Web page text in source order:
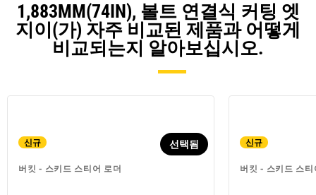
1,883MM(74IN), 볼트 연결식 커팅 엣
지이(가) 자주 비교된 제품과 어떻게
비교되는지 알아보십시오.
신규
버킷 - 스키드 스티어 로더
선택됨 신규
버킷 - 스키드 스